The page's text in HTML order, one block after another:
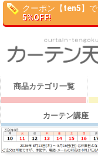
クーポン【ten5】で
5%OFF!
商品カテゴリ一覧
カーテン講座